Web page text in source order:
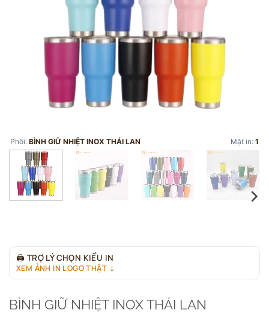
Phôi: BÌNH GIỮ NHIỆT INOX THÁI LAN Mặt in: 1
🖨 TRỢ LÝ CHỌN KIỂU IN
XEM ẢNH IN LOGO THẬT ↓
BÌNH GIỮ NHIỆT INOX THÁI LAN